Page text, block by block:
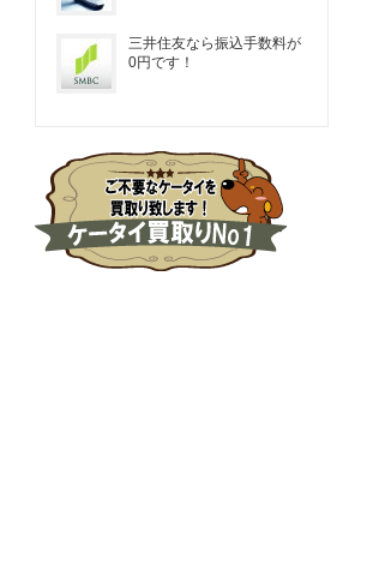
三井住友なら振込手数料が
0円です！